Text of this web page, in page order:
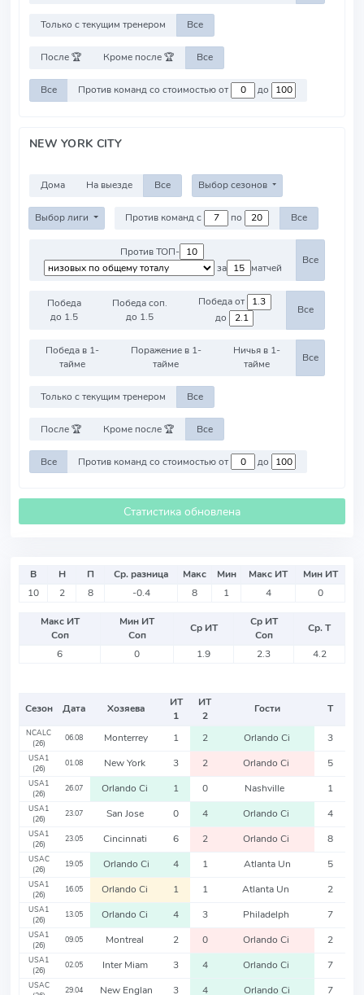
Только с текущим тренером Все
После 🏆 Кроме после 🏆 Все
Все Против команд со стоимостью от до
NEW YORK CITY
Дома На выезде Все Выбор сезонов
Выбор лиги Против команд с по Все
Против ТОП-
за
матчей
Все
Победа
до 1.5
Победа соп.
до 1.5
Победа от
до
Все
Победа в 1-
тайме
Поражение в 1-
тайме
Ничья в 1-
тайме
Все
Только с текущим тренером Все
После 🏆 Кроме после 🏆 Все
Все Против команд со стоимостью от до
Статистика обновлена
В Н П Ср. разница Макс Мин Макс ИТ
Мин ИТ
10
2 8 -0.4 8 1 4 0
Макс ИТ
Соп
Мин ИТ
Соп
Ср ИТ
Ср ИТ
Соп
Ср. Т
6
0 1.9 2.3 4.2
Сезон Дата Хозяева
ИТ
1
ИТ
2
Гости Т
NCALC
(26)
06.08 Monterrey 1 2 Orlando Ci 3
USA1
(26)
01.08 New York 3 2 Orlando Ci 5
USA1
(26)
26.07 Orlando Ci 1 0 Nashville 1
USA1
(26)
23.07 San Jose 0 4 Orlando Ci 4
USA1
(26)
23.05 Cincinnati 6 2 Orlando Ci 8
USAC
(26)
19.05 Orlando Ci 4 1 Atlanta Un 5
USA1
(26)
16.05 Orlando Ci 1 1 Atlanta Un 2
USA1
(26)
13.05 Orlando Ci 4 3 Philadelph 7
USA1
(26)
09.05 Montreal 2 0 Orlando Ci 2
USA1
(26)
02.05 Inter Miam 3 4 Orlando Ci 7
USAC
29.04 New Englan 3 4 Orlando Ci 7